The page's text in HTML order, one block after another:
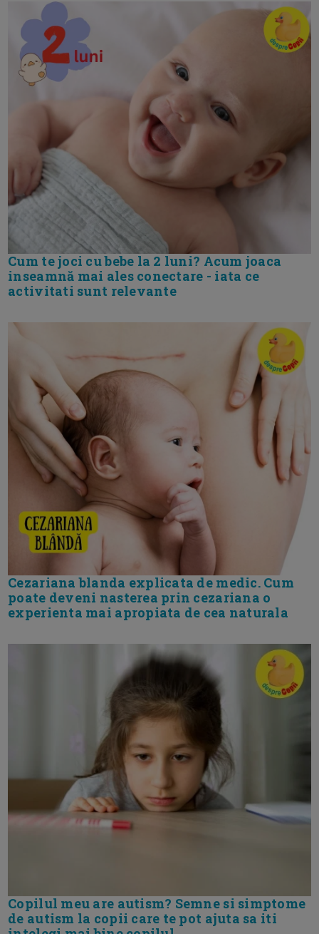
Cum te joci cu bebe la 2 luni? Acum joaca
inseamnă mai ales conectare - iata ce
activitati sunt relevante
Cezariana blanda explicata de medic. Cum
poate deveni nasterea prin cezariana o
experienta mai apropiata de cea naturala
Copilul meu are autism? Semne si simptome
de autism la copii care te pot ajuta sa iti